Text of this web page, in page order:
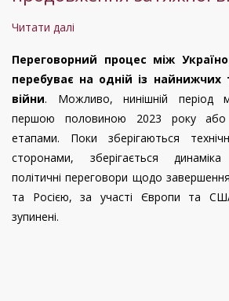
Читати далі
між
Україною
та
РФ:
сторони
роблять
ставку
на
Переговорний процес між
перебуває на одній із найнижчих
війни. Можливо, нинішній період
першою половиною 2023 року або
етапами. Поки зберігаються
сторонами, зберігається
політичні переговори щодо
та Росією, за участі Європи та
зупинені.